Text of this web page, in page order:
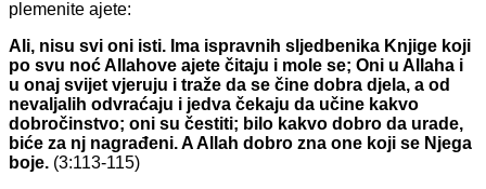
plemenite ajete:
Ali, nisu svi oni isti. Ima ispravnih sljedbenika Knjige koji
po svu noć Allahove ajete čitaju i mole se; Oni u Allaha i
u onaj svijet vjeruju i traže da se čine dobra djela, a od
nevaljalih odvraćaju i jedva čekaju da učine kakvo
dobročinstvo; oni su čestiti; bilo kakvo dobro da urade,
biće za nj nagrađeni. A Allah dobro zna one koji se Njega
boje. (3:113-115)